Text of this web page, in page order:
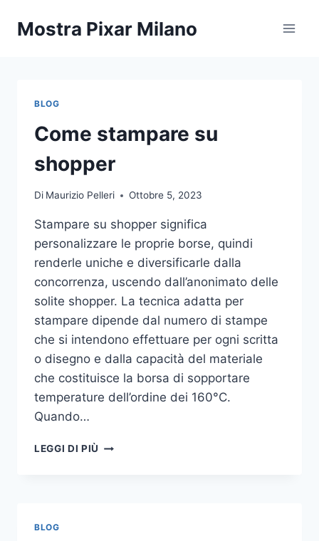
Mostra Pixar Milano
BLOG
Come stampare su
shopper
Di Maurizio Pelleri Ottobre 5, 2023
Stampare su shopper significa
personalizzare le proprie borse, quindi
renderle uniche e diversificarle dalla
concorrenza, uscendo dall’anonimato delle
solite shopper. La tecnica adatta per
stampare dipende dal numero di stampe
che si intendono effettuare per ogni scritta
o disegno e dalla capacità del materiale
che costituisce la borsa di sopportare
temperature dell’ordine dei 160°C.
Quando…
LEGGI DI PIÙ COME
BLOG